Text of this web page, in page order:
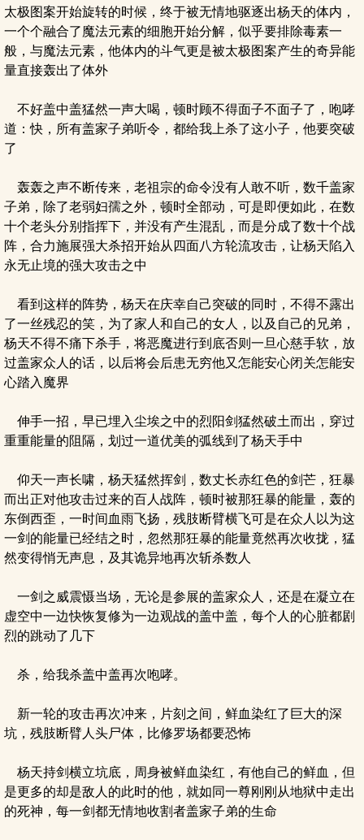
太极图案开始旋转的时候，终于被无情地驱逐出杨天的体内，
一个个融合了魔法元素的细胞开始分解，似乎要排除毒素一
般，与魔法元素，他体内的斗气更是被太极图案产生的奇异能
量直接轰出了体外
不好盖中盖猛然一声大喝，顿时顾不得面子不面子了，咆哮
道：快，所有盖家子弟听令，都给我上杀了这小子，他要突破
了
轰轰之声不断传来，老祖宗的命令没有人敢不听，数千盖家
子弟，除了老弱妇孺之外，顿时全部动，可是即便如此，在数
十个老头分别指挥下，并没有产生混乱，而是分成了数十个战
阵，合力施展强大杀招开始从四面八方轮流攻击，让杨天陷入
永无止境的强大攻击之中
看到这样的阵势，杨天在庆幸自己突破的同时，不得不露出
了一丝残忍的笑，为了家人和自己的女人，以及自己的兄弟，
杨天不得不痛下杀手，将恶魔进行到底否则一旦心慈手软，放
过盖家众人的话，以后将会后患无穷他又怎能安心闭关怎能安
心踏入魔界
伸手一招，早已埋入尘埃之中的烈阳剑猛然破土而出，穿过
重重能量的阻隔，划过一道优美的弧线到了杨天手中
仰天一声长啸，杨天猛然挥剑，数丈长赤红色的剑芒，狂暴
而出正对他攻击过来的百人战阵，顿时被那狂暴的能量，轰的
东倒西歪，一时间血雨飞扬，残肢断臂横飞可是在众人以为这
一剑的能量已经结之时，忽然那狂暴的能量竟然再次收拢，猛
然变得悄无声息，及其诡异地再次斩杀数人
一剑之威震慑当场，无论是参展的盖家众人，还是在凝立在
虚空中一边快恢复修为一边观战的盖中盖，每个人的心脏都剧
烈的跳动了几下
杀，给我杀盖中盖再次咆哮。
新一轮的攻击再次冲来，片刻之间，鲜血染红了巨大的深
坑，残肢断臂人头尸体，比修罗场都要恐怖
杨天持剑横立坑底，周身被鲜血染红，有他自己的鲜血，但
是更多的却是敌人的此时的他，就如同一尊刚刚从地狱中走出
的死神，每一剑都无情地收割者盖家子弟的生命